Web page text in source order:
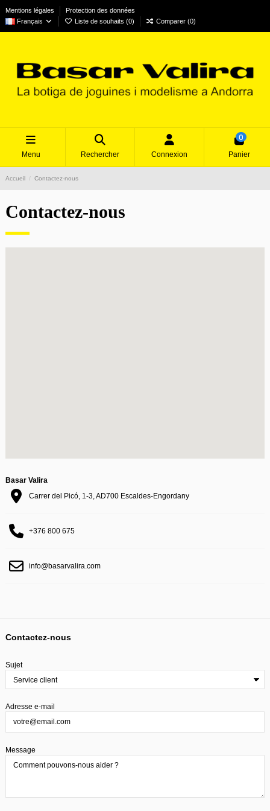
Mentions légales
Protection des données
Français
Liste de souhaits (0) Comparer (0)
Menu Rechercher Connexion
0
Panier
Accueil Contactez-nous
Contactez-nous
Basar Valira
Carrer del Picó, 1-3, AD700 Escaldes-Engordany
+376 800 675
info@basarvalira.com
Contactez-nous
Sujet
Adresse e-mail
Message